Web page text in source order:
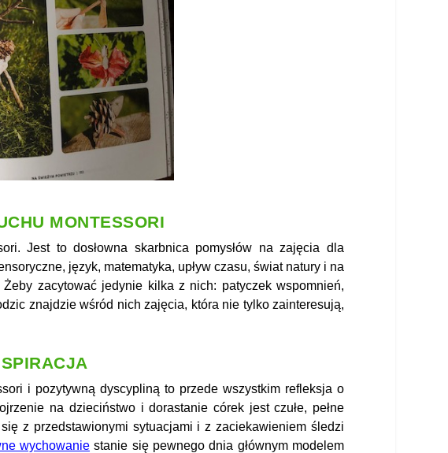
MONTESSORI
Jest to dosłowna skarbnica pomysłów na zajęcia dla
język, matematyka, upływ czasu, świat natury i na
zacytować jedynie kilka z nich: patyczek wspomnień,
znajdzie wśród nich zajęcia, która nie tylko zainteresują,
i pozytywną dyscypliną to przede wszystkim refleksja o
na dzieciństwo i dorastanie córek jest czułe, pełne
z przedstawionymi sytuacjami i z zaciekawieniem śledzi
wychowanie stanie się pewnego dnia głównym modelem